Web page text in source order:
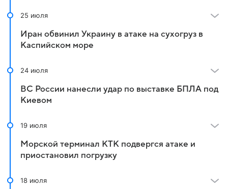
25 июля
Иран обвинил Украину в атаке на сухогруз в
Каспийском море
24 июля
ВС России нанесли удар по выставке БПЛА под
Киевом
19 июля
Морской терминал КТК подвергся атаке и
приостановил погрузку
18 июля